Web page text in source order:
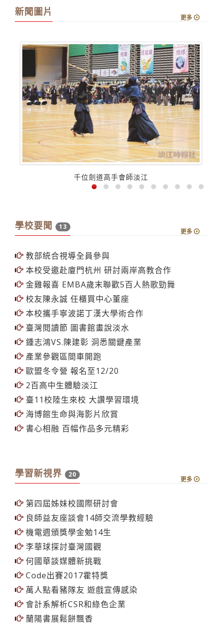
新聞圖片
更多
千位劍道高手會師淡江
學校要聞 13
更多
教部統合視導全員參與
本校受邀赴廈門杭州 研討兩岸高教合作
金雞報喜 EMBA歲末聯歡5百人熱歌勁舞
校友陳永誠 任櫃買中心董座
本校攜手寧波諾丁漢大學術合作
臺灣閱讀節 圖書館畫說淡水
鍾志鴻VS.陳建彰 洞悉關鍵產業
產業參觀區間車開跑
歐盟冬令營 報名至12/20
2百高中生體驗淡江
臺11校陸生來校 大讚學習環境
海博館生命與海影片欣賞
書心相融 百幅作品多元精彩
學習新視界 20
更多
第四屆姊妹校國際研討會
良師益友座談會14師交流學教經驗
機電週頒獎學金勉14生
李華球探討臺灣國觀
何國華談媒體新挑戰
Code出賽2017霍特獎
萬人點看豬隊友 遊戲宣傳感染
會計系解析CSR和綠色企業
蘭陽書展鬆餅飄香